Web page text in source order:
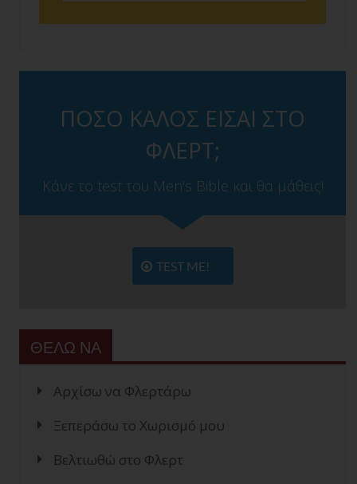
ΠΟΣΟ ΚΑΛΟΣ ΕΙΣΑΙ ΣΤΟ
ΦΛΕΡΤ;
Κάνε το test του Men's Bible και θα μάθεις!
TEST ME!
ΘΕΛΩ ΝΑ
Αρχίσω να Φλερτάρω
Ξεπεράσω το Χωρισμό μου
Βελτιωθώ στο Φλερτ